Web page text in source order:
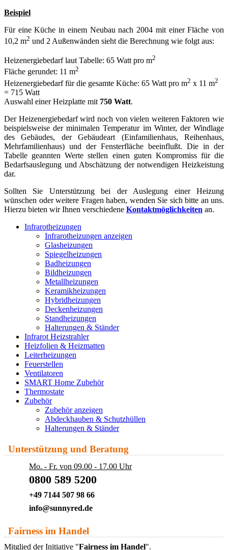
Beispiel
Für eine Küche in einem Neubau nach 2004 mit einer Fläche von
10,2 m2 und 2 Außenwänden sieht die Berechnung wie folgt aus:
Heizenergiebedarf laut Tabelle: 65 Watt pro m2
Fläche gerundet: 11 m2
Heizenergiebedarf für die gesamte Küche: 65 Watt pro m2 x 11 m2
= 715 Watt
Auswahl einer Heizplatte mit 750 Watt.
Der Heizenergiebedarf wird noch von vielen weiteren Faktoren wie
beispielsweise der minimalen Temperatur im Winter, der Windlage
des Gebäudes, der Gebäudeart (Einfamilienhaus, Reihenhaus,
Mehrfamilienhaus) und der Fensterfläche beeinflußt. Die in der
Tabelle geannten Werte stellen einen guten Kompromiss für die
Bedarfsauslegung und Abschätzung der notwendigen Heizkeistung
dar.
Sollten Sie Unterstützung bei der Auslegung einer Heizung
wünschen oder weitere Fragen haben, wenden Sie sich bitte an uns.
Hierzu bieten wir Ihnen verschiedene Kontaktmöglichkeiten an.
Infrarotheizungen
Infrarotheizungen anzeigen
Glasheizungen
Spiegelheizungen
Badheizungen
Bildheizungen
Metallheizungen
Keramikheizungen
Hybridheizungen
Deckenheizungen
Standheizungen
Halterungen & Ständer
Infrarot Heizstrahler
Heizfolien & Heizmatten
Leiterheizungen
Feuerstellen
Ventilatoren
SMART Home Zubehör
Thermostate
Zubehör
Zubehör anzeigen
Abdeckhauben & Schutzhüllen
Halterungen & Ständer
Unterstützung und Beratung
Mo. - Fr. von 09.00 - 17.00 Uhr
0800 589 5200
+49 7144 507 98 66
info@sunnyred.de
Fairness im Handel
Mitglied der Initiative "Fairness im Handel".